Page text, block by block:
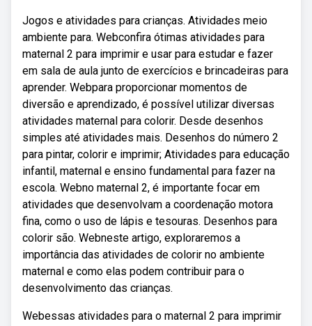
Jogos e atividades para crianças. Atividades meio
ambiente para. Webconfira ótimas atividades para
maternal 2 para imprimir e usar para estudar e fazer
em sala de aula junto de exercícios e brincadeiras para
aprender. Webpara proporcionar momentos de
diversão e aprendizado, é possível utilizar diversas
atividades maternal para colorir. Desde desenhos
simples até atividades mais. Desenhos do número 2
para pintar, colorir e imprimir; Atividades para educação
infantil, maternal e ensino fundamental para fazer na
escola. Webno maternal 2, é importante focar em
atividades que desenvolvam a coordenação motora
fina, como o uso de lápis e tesouras. Desenhos para
colorir são. Webneste artigo, exploraremos a
importância das atividades de colorir no ambiente
maternal e como elas podem contribuir para o
desenvolvimento das crianças.
Webessas atividades para o maternal 2 para imprimir